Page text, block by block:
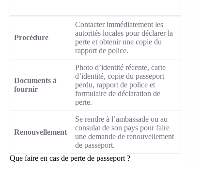
Procédure
Contacter immédiatement les
autorités locales pour déclarer la
perte et obtenir une copie du
rapport de police.
Documents à
fournir
Photo d’identité récente, carte
d’identité, copie du passeport
perdu, rapport de police et
formulaire de déclaration de
perte.
Renouvellement
Se rendre à l’ambassade ou au
consulat de son pays pour faire
une demande de renouvellement
de passeport.
Que faire en cas de perte de passeport ?